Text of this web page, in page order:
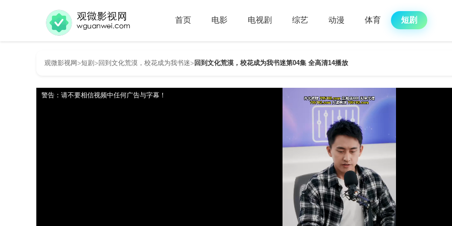
首页 电影 电视剧 综艺 动漫 体育 短剧
观微影视网>短剧 > 回到文化荒漠，校花成为我书迷> 回到文化荒漠，校花成为我书迷第04集 全高清14播放
警告：请不要相信视频中任何广告与字幕！